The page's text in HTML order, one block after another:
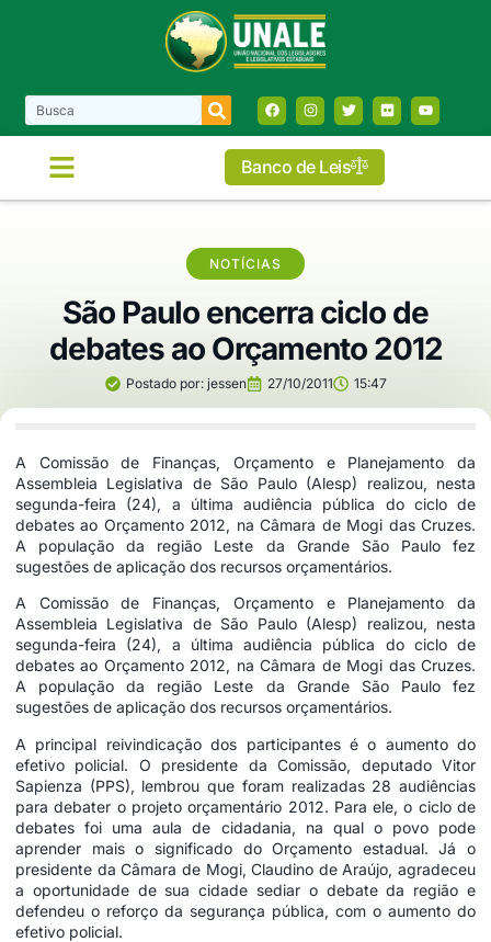
Banco de Leis
NOTÍCIAS
São Paulo encerra ciclo de
debates ao Orçamento 2012
Postado por:jessen 27/10/2011 15:47
A Comissão de Finanças, Orçamento e Planejamento da
Assembleia Legislativa de São Paulo (Alesp) realizou, nesta
segunda-feira (24), a última audiência pública do ciclo de
debates ao Orçamento 2012, na Câmara de Mogi das Cruzes.
A população da região Leste da Grande São Paulo fez
sugestões de aplicação dos recursos orçamentários.
A Comissão de Finanças, Orçamento e Planejamento da
Assembleia Legislativa de São Paulo (Alesp) realizou, nesta
segunda-feira (24), a última audiência pública do ciclo de
debates ao Orçamento 2012, na Câmara de Mogi das Cruzes.
A população da região Leste da Grande São Paulo fez
sugestões de aplicação dos recursos orçamentários.
A principal reivindicação dos participantes é o aumento do
efetivo policial. O presidente da Comissão, deputado Vitor
Sapienza (PPS), lembrou que foram realizadas 28 audiências
para debater o projeto orçamentário 2012. Para ele, o ciclo de
debates foi uma aula de cidadania, na qual o povo pode
aprender mais o significado do Orçamento estadual. Já o
presidente da Câmara de Mogi, Claudino de Araújo, agradeceu
a oportunidade de sua cidade sediar o debate da região e
defendeu o reforço da segurança pública, com o aumento do
efetivo policial.